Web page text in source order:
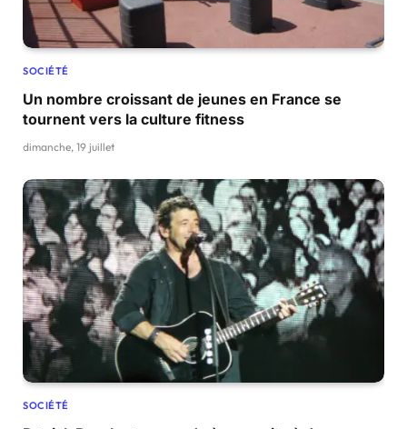
SOCIÉTÉ
Un nombre croissant de jeunes en France se
tournent vers la culture fitness
dimanche, 19 juillet
SOCIÉTÉ